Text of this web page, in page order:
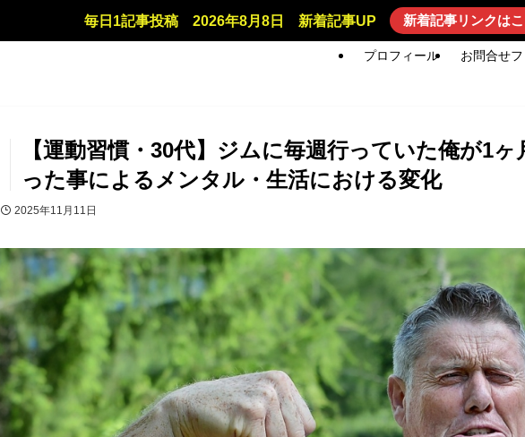
毎日1記事投稿 2026年8月8日 新着記事UP 新着記事リンクは
プロフィール お問合せ
【運動習慣・30代】ジムに毎週行っていた俺が1
った事によるメンタル・生活における変化
2025年11月11日